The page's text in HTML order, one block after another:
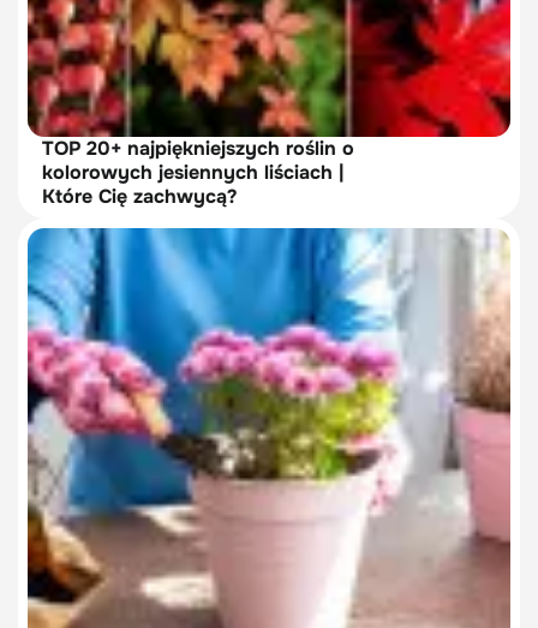
TOP 20+ najpiękniejszych roślin o
kolorowych jesiennych liściach |
Które Cię zachwycą?